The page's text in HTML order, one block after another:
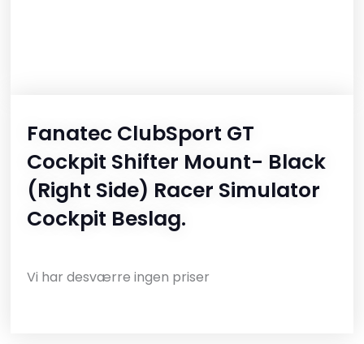
Fanatec ClubSport GT
Cockpit Shifter Mount- Black
(Right Side) Racer Simulator
Cockpit Beslag.
Vi har desværre ingen priser